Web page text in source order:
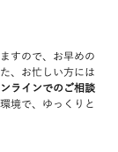
すので、お早めの
、お忙しい方には
ラインでのご相談
境で、ゆっくりと